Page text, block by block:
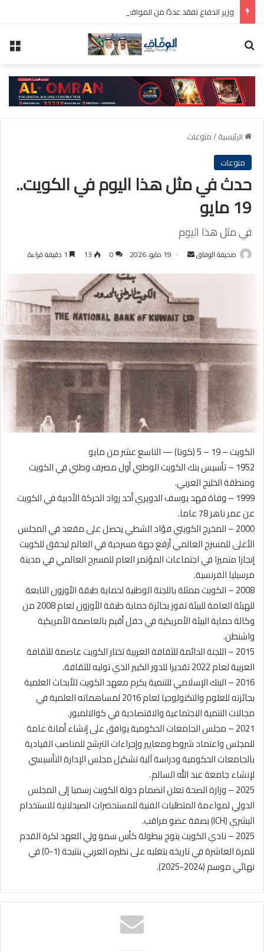
الرئيسية/منوعات
منوعات
حدث في مثل هذا اليوم في الكويت..
19 مايو
في مثل هذا اليوم
صحيفة الوفاق
أرسل 19 مايو، 2026 0
13
الكويت – 19 – 5 (كونا) — التاسع عشر من مايو
1952 – تأسيس بنك الكويت الوطني أول مصرف وطني في الكويت
ومنطقة الخليج العربي.
1999 – وفاة فهد يوسف الدويري أحد رواد الحركة الأدبية في الكويت
عن عمر ناهز 78 عاما.
2000 – المخرج الكويتي فؤاد الشطي يحصل على مقعد في المجلس
الأعلى للمسرح العالمي أرفع جهة مسرحية في العالم ليحقق للكويت
إنجازا متميزا في اجتماعات المؤتمر العام للمسرح العالمي في مدينة
مرسيليا الفرنسية.
2008 – الكويت ممثلة باللجنة الوطنية لحماية طبقة الأوزون التابعة
للهيئة العامة للبيئة تفوز بجائزة حماية طبقة الأوزون لعام 2008 من
وكالة حماية البيئة الأمريكية في حفل أقيم بالعاصمة الأمريكية
واشنطن.
2015 – اللجنة الدائمة للثقافة العربية تختار الكويت عاصمة للثقافة
العربية لعام 2022 تقديرا للدور الكبير الذي توليه للثقافة.
2016 – البنك الإسلامي للتنمية يكرم معهد الكويت للأبحاث العلمية
بجائزته للعلوم والتكنولوجيا لعام 2016 لمساهماته العلمية في
مجالات التنمية الاجتماعية والاقتصادية في كوالالمبور.
2021 – مجلس الجامعات الحكومية يوافق على إنشاء أمانة عامة
للمجلس واعتماد شروط ومعايير وإجراءات الترشح للمناصب القيادية
بالجامعات الحكومية ودراسة آلية تشكيل مجلس الإدارة التأسيسي
لإنشاء جامعة عبد الله السالم.
2025 – وزارة الصحة تعلن انضمام دولة الكويت رسميا إلى المجلس
الدولي لمواءمة المتطلبات الفنية للمستحضرات الصيدلانية للاستخدام
البشري (ICH) بصفة عضو مراقب.
2025 – نادي الكويت يتوج ببطولة كأس سمو ولي العهد لكرة القدم
للمرة العاشرة في تاريخه بتغلبه على نظيره العربي بنتيجة (1-0) في
نهائي موسم (2024-2025).